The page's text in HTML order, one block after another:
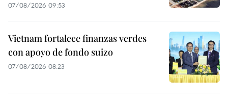
07/08/2026 09:53
Vietnam fortalece finanzas verdes
con apoyo de fondo suizo
07/08/2026 08:23